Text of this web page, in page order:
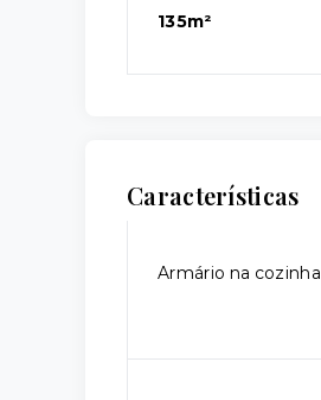
135m²
Características
Armário na cozinha